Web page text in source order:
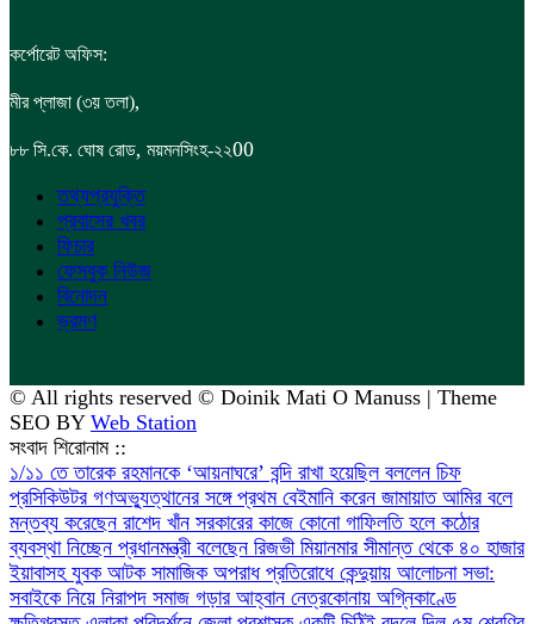
কর্পোরেট অফিস:
মীর প্লাজা (৩য় তলা),
৮৮ সি.কে. ঘোষ রোড, ময়মনসিংহ-২২00
তথ্যপ্রযুক্তি
প্রবাসের খবর
ফিচার
ফেসবুক নিউজ
বিনোদন
ভ্রমণ
© All rights reserved © Doinik Mati O Manuss | Theme
SEO BY Web Station
সংবাদ শিরোনাম ::
১/১১ তে তারেক রহমানকে ‘আয়নাঘরে’ বন্দি রাখা হয়েছিল বললেন চিফ
প্রসিকিউটর গণঅভ্যুত্থানের সঙ্গে প্রথম বেইমানি করেন জামায়াত আমির বলে
মন্তব্য করেছেন রাশেদ খাঁন সরকারের কাজে কোনো গাফিলতি হলে কঠোর
ব্যবস্থা নিচ্ছেন প্রধানমন্ত্রী বলেছেন রিজভী মিয়ানমার সীমান্ত থেকে ৪০ হাজার
ইয়াবাসহ যুবক আটক সামাজিক অপরাধ প্রতিরোধে কেন্দুয়ায় আলোচনা সভা:
সবাইকে নিয়ে নিরাপদ সমাজ গড়ার আহ্বান নেত্রকোনায় অগ্নিকাণ্ডে